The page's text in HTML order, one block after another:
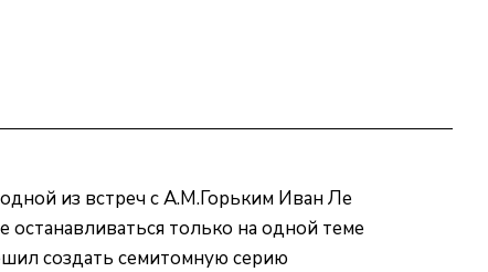
из встреч с А.М.Горьким Иван Ле
останавливаться только на одной теме
создать семитомную серию